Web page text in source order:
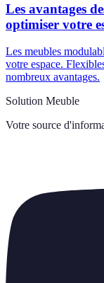
Les avantages
optimiser votre
Les meubles
votre espace.
nombreux avantages.
Solution Meuble
Votre source